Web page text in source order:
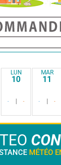
LUN
10
- -
MAR
11
- -
MÉTÉO